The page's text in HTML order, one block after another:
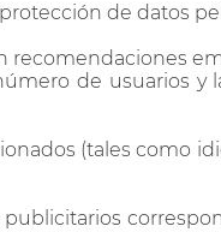
de datos
recomendaciones
de usuarios y
(tales como